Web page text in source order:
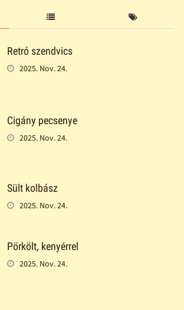
Retró szendvics
2025. Nov. 24.
Cigány pecsenye
2025. Nov. 24.
Sült kolbász
2025. Nov. 24.
Pörkölt, kenyérrel
2025. Nov. 24.